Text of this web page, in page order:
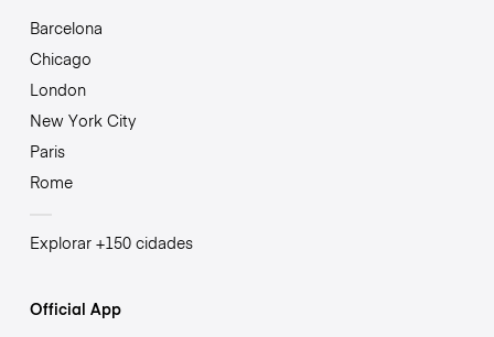
Barcelona
Chicago
London
New York City
Paris
Rome
Explorar +150 cidades
Official App